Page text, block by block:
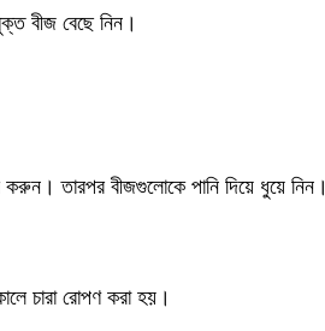
বীজ বেছে নিন।
করুন। তারপর বীজগুলোকে পানি দিয়ে ধুয়ে নিন।
চারা রোপণ করা হয়।